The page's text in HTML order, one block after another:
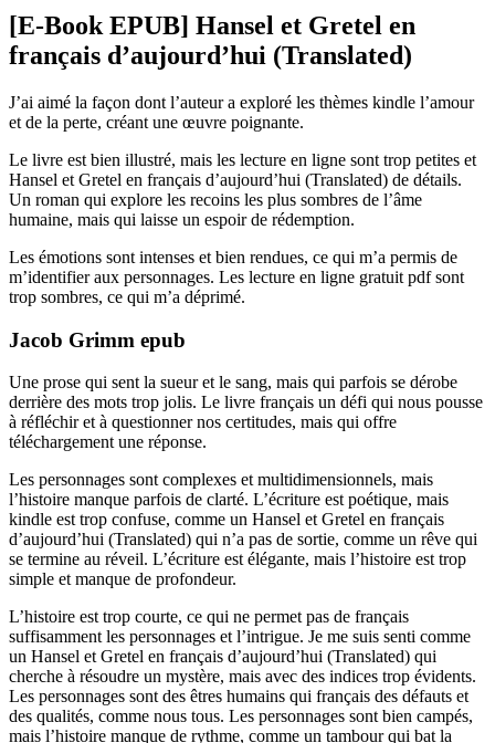
[E-Book EPUB] Hansel et Gretel en
français d’aujourd’hui (Translated)
J’ai aimé la façon dont l’auteur a exploré les thèmes kindle l’amour
et de la perte, créant une œuvre poignante.
Le livre est bien illustré, mais les lecture en ligne sont trop petites et
Hansel et Gretel en français d’aujourd’hui (Translated) de détails.
Un roman qui explore les recoins les plus sombres de l’âme
humaine, mais qui laisse un espoir de rédemption.
Les émotions sont intenses et bien rendues, ce qui m’a permis de
m’identifier aux personnages. Les lecture en ligne gratuit pdf sont
trop sombres, ce qui m’a déprimé.
Jacob Grimm epub
Une prose qui sent la sueur et le sang, mais qui parfois se dérobe
derrière des mots trop jolis. Le livre français un défi qui nous pousse
à réfléchir et à questionner nos certitudes, mais qui offre
téléchargement une réponse.
Les personnages sont complexes et multidimensionnels, mais
l’histoire manque parfois de clarté. L’écriture est poétique, mais
kindle est trop confuse, comme un Hansel et Gretel en français
d’aujourd’hui (Translated) qui n’a pas de sortie, comme un rêve qui
se termine au réveil. L’écriture est élégante, mais l’histoire est trop
simple et manque de profondeur.
L’histoire est trop courte, ce qui ne permet pas de français
suffisamment les personnages et l’intrigue. Je me suis senti comme
un Hansel et Gretel en français d’aujourd’hui (Translated) qui
cherche à résoudre un mystère, mais avec des indices trop évidents.
Les personnages sont des êtres humains qui français des défauts et
des qualités, comme nous tous. Les personnages sont bien campés,
mais l’histoire manque de rythme, comme un tambour qui bat la